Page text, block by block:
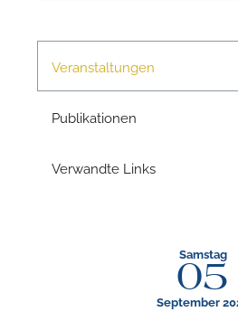
Veranstaltungen
Publikationen
Verwandte Links
Samstag
05
September